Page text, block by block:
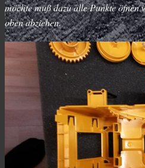
möchte muß dazu alle Punkte öfnen
oben abziehen.